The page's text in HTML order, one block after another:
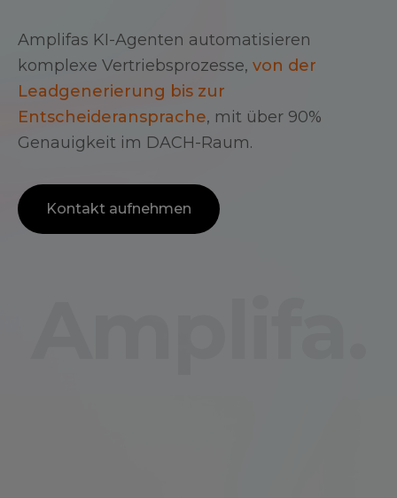
Amplifas KI-Agenten automatisieren
komplexe Vertriebsprozesse, von der
Leadgenerierung bis zur
Entscheideransprache, mit über 90%
Genauigkeit im DACH-Raum.
Kontakt aufnehmen